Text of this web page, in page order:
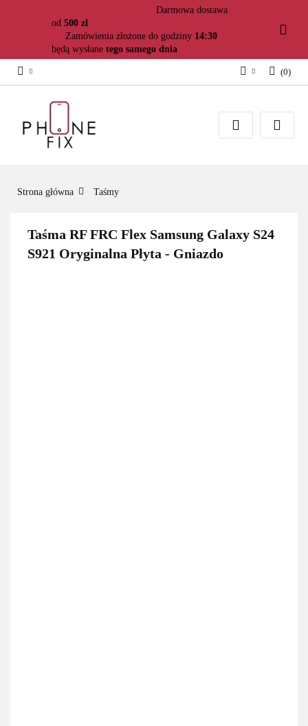
Darmowa dostawa
od 500 zł
Zamówienia złożone do godziny 14:30
będą wysłane tego samego dnia
Załóż konto
(0)
Strona główna Taśmy
Taśma RF FRC Flex Samsung Galaxy S24
S921 Oryginalna Płyta - Gniazdo